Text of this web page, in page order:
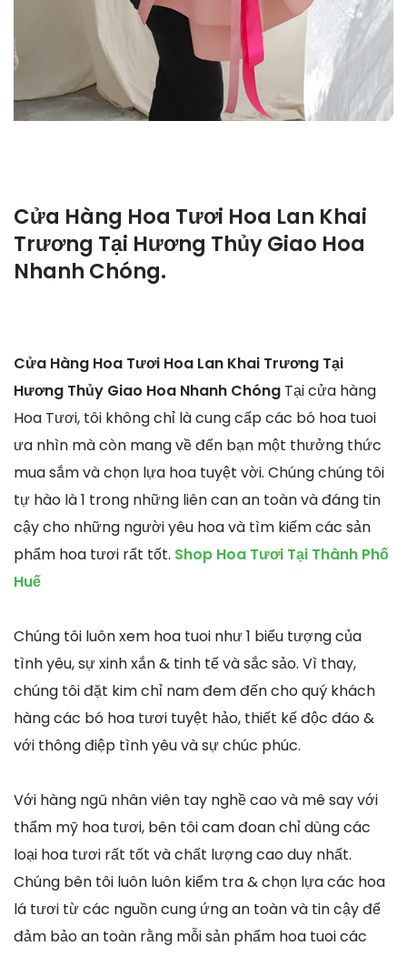
Cửa Hàng Hoa Tươi Hoa Lan Khai
Trương Tại Hương Thủy Giao Hoa
Nhanh Chóng.
Cửa Hàng Hoa Tươi Hoa Lan Khai Trương Tại
Hương Thủy Giao Hoa Nhanh Chóng Tại cửa hàng
Hoa Tươi, tôi không chỉ là cung cấp các bó hoa tuoi
ưa nhìn mà còn mang về đến bạn một thưởng thức
mua sắm và chọn lựa hoa tuyệt vời. Chúng chúng tôi
tự hào là 1 trong những liên can an toàn và đáng tin
cậy cho những người yêu hoa và tìm kiếm các sản
phẩm hoa tươi rất tốt. Shop Hoa Tươi Tại Thành Phố
Huế
Chúng tôi luôn xem hoa tuoi như 1 biểu tượng của
tình yêu, sự xinh xắn & tinh tế và sắc sảo. Vì thay,
chúng tôi đặt kim chỉ nam đem đến cho quý khách
hàng các bó hoa tươi tuyệt hảo, thiết kế độc đáo &
với thông điệp tình yêu và sự chúc phúc.
Với hàng ngũ nhân viên tay nghề cao và mê say với
thẩm mỹ hoa tươi, bên tôi cam đoan chỉ dùng các
loại hoa tươi rất tốt và chất lượng cao duy nhất.
Chúng bên tôi luôn luôn kiểm tra & chọn lựa các hoa
lá tươi từ các nguồn cung ứng an toàn và tin cậy để
đảm bảo an toàn rằng mỗi sản phẩm hoa tuoi các